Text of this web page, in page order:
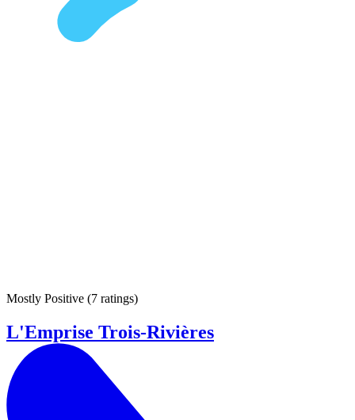
Mostly Positive (7 ratings)
L'Emprise Trois-Rivières